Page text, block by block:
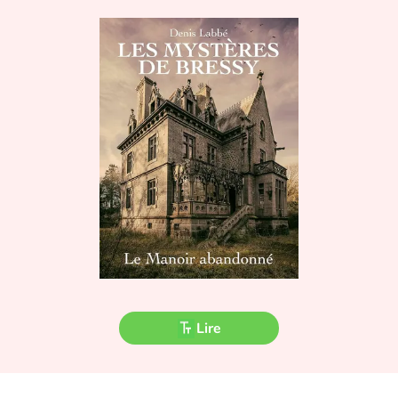
Contes d'ici et d'ailleurs
Fable, mythe, littérature et poésie
Princesses et princes, rois, reines et dragons
Ogres, monstres et sorcières
Écologie, nature, saisons
Lire